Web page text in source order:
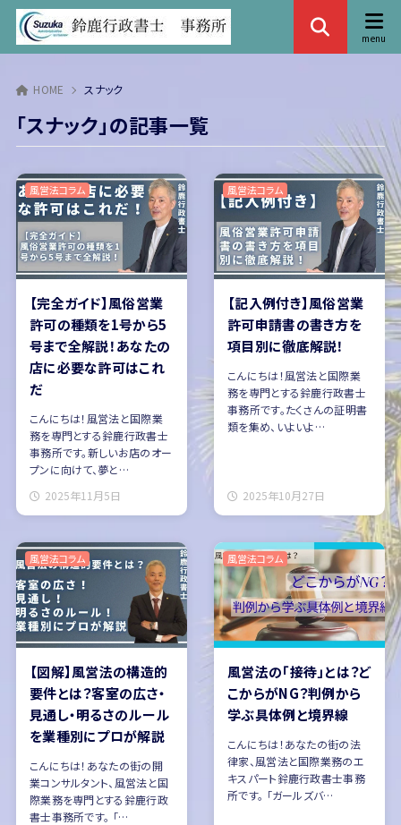
HOME スナック
「スナック」の記事一覧
【完全ガイド】風俗営業
許可の種類を1号から5
号まで全解説！あなたの
店に必要な許可はこれ
だ
こんにちは！風営法と国際業
務を専門とする鈴鹿行政書士
事務所です。新しいお店のオー
プンに向けて、夢と…
2025年11月5日
風営法コラム
【記入例付き】風俗営業
許可申請書の書き方を
項目別に徹底解説！
こんにちは！風営法と国際業
務を専門とする鈴鹿行政書士
事務所です。たくさんの証明書
類を集め、いよいよ…
2025年10月27日
風営法コラム
【図解】風営法の構造的
要件とは？客室の広さ・
見通し・明るさのルール
を業種別にプロが解説
こんにちは！あなたの街の開
業コンサルタント、風営法と国
際業務を専門とする鈴鹿行政
書士事務所です。 「…
風営法コラム
風営法の「接待」とは？ど
こからがNG？判例から
学ぶ具体例と境界線
こんにちは！あなたの街の法
律家、風営法と国際業務のエ
キスパート鈴鹿行政書士事務
所です。 「ガールズバ…
風営法コラム